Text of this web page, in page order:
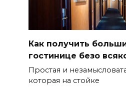
Как получить
гостинице безо
Простая и
которая на стойке